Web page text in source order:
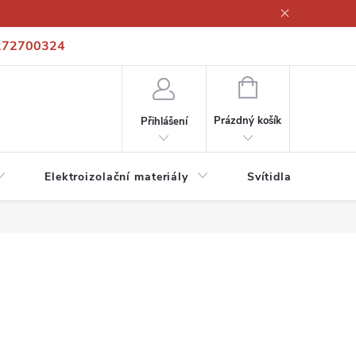
podmínky
Přihlášení
NÁKUPNÍ
Prázdný košík
Elektroizolační materiály Svítidla a zdroje